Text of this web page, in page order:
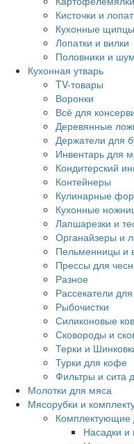
Кисточки и
Кухонные щипцы
Лопатки и вилки
Половники и
Кухонная утварь
TV-товары
Воронки
Всё для
Деревянные
Держатели для
Инвентарь для
Кондитерский
Контейнеры
Кулинарные
Кухонные
Лапшарезки и
Органайзеры и
Пельменницы и
Прессы для
Разное
Рассекатели
Рыбочистки
Силиконовые
Сковороды и
Терки и
Турки для кофе
Фильтры и сита
Молотки для мяса
Мясорубки и
Комплектующие
Насадки